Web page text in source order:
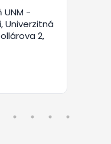
-
Univerzitná
2,